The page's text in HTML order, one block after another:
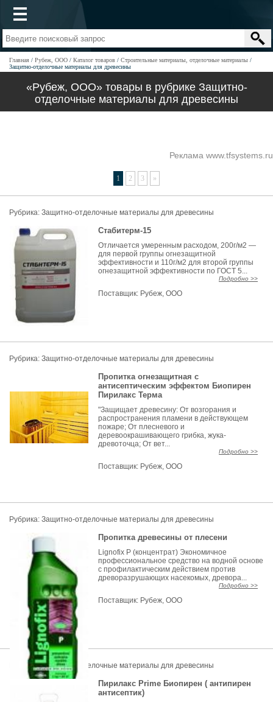
Главная Рубеж, ООО Каталог товаров
Строительные материалы, отделочные материалы
Защитно-отделочные материалы для древесины
«Рубеж, ООО» товары в рубрике Защитно-
отделочные материалы для древесины
Реклама www.tfsystems.ru
1 2 3 »
Рубрика: Защитно-отделочные материалы для древесины
Стабитерм-15
Отличается умеренным расходом, 200г/м2 —
для первой группы огнезащитной
эффективности и 110г/м2 для второй группы
огнезащитной эффективности по ГОСТ 5...
Подробно >>
Поставщик: Рубеж, ООО
Рубрика: Защитно-отделочные материалы для древесины
Пропитка огнезащитная с
антисептическим эффектом Биопирен
Пирилакс Терма
"Защищает древесину: От возгорания и
распространения пламени в действующем
пожаре; От плесневого и
деревоокрашивающего грибка, жука-
древоточца; От вет...
Подробно >>
Поставщик: Рубеж, ООО
Рубрика: Защитно-отделочные материалы для древесины
Пропитка древесины от плесени
Lignofix P (концентрат) Экономичное
профессиональное средство на водной основе
с профилактическим действием против
древоразрушающих насекомых, древора...
Подробно >>
Поставщик: Рубеж, ООО
Рубрика:Защитно-отделочные материалы для древесины
Пирилакс Prime Биопирен ( антипирен
антисептик)